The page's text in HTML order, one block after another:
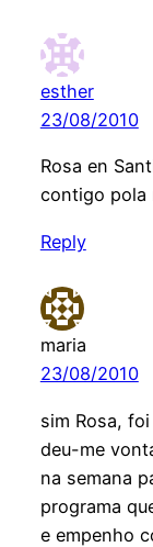
esther
23/08/2010
Rosa en
contigo pola
Reply
maria
23/08/2010
sim Rosa,
deu-me
na semana
programa
e empenho